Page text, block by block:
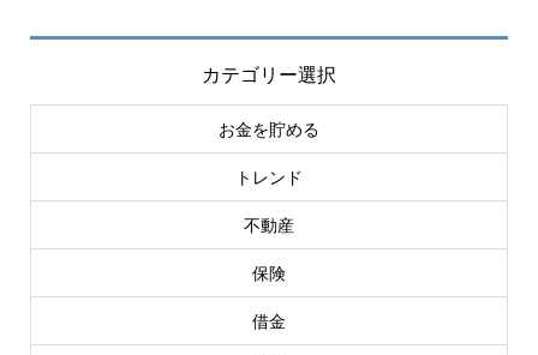
カテゴリー選択
お金を貯める
トレンド
不動産
保険
借金